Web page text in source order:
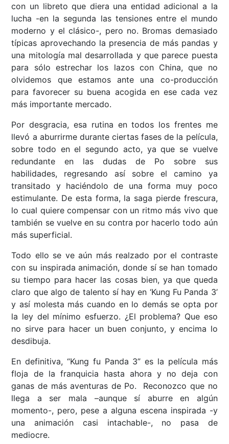
con un libreto que diera una entidad adicional a la
lucha -en la segunda las tensiones entre el mundo
moderno y el clásico-, pero no. Bromas demasiado
típicas aprovechando la presencia de más pandas y
una mitología mal desarrollada y que parece puesta
para sólo estrechar los lazos con China, que no
olvidemos que estamos ante una co-producción
para favorecer su buena acogida en ese cada vez
más importante mercado.
Por desgracia, esa rutina en todos los frentes me
llevó a aburrirme durante ciertas fases de la película,
sobre todo en el segundo acto, ya que se vuelve
redundante en las dudas de Po sobre sus
habilidades, regresando así sobre el camino ya
transitado y haciéndolo de una forma muy poco
estimulante. De esta forma, la saga pierde frescura,
lo cual quiere compensar con un ritmo más vivo que
también se vuelve en su contra por hacerlo todo aún
más superficial.
Todo ello se ve aún más realzado por el contraste
con su inspirada animación, donde sí se han tomado
su tiempo para hacer las cosas bien, ya que queda
claro que algo de talento sí hay en ‘Kung Fu Panda 3’
y así molesta más cuando en lo demás se opta por
la ley del mínimo esfuerzo. ¿El problema? Que eso
no sirve para hacer un buen conjunto, y encima lo
desdibuja.
En definitiva, “Kung fu Panda 3” es la película más
floja de la franquicia hasta ahora y no deja con
ganas de más aventuras de Po. Reconozco que no
llega a ser mala –aunque sí aburre en algún
momento-, pero, pese a alguna escena inspirada -y
una animación casi intachable-, no pasa de
mediocre.